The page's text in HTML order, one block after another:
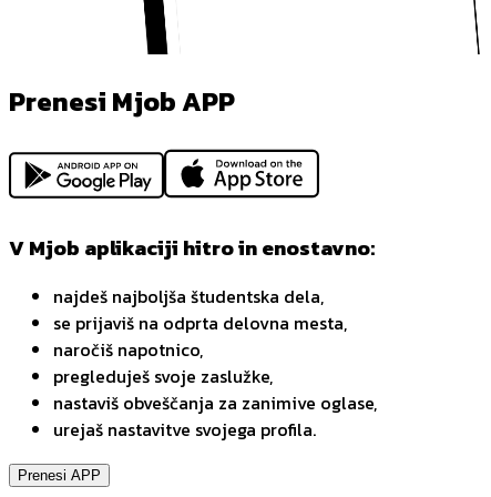
Prenesi Mjob APP
V Mjob aplikaciji hitro in enostavno:
najdeš najboljša študentska dela,
se prijaviš na odprta delovna mesta,
naročiš napotnico,
pregleduješ svoje zaslužke,
nastaviš obveščanja za zanimive oglase,
urejaš nastavitve svojega profila.
Prenesi APP